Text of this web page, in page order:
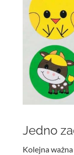
Jedno
Kolejna